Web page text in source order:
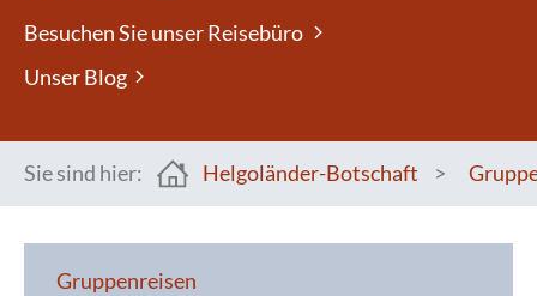
Besuchen Sie unser Reisebüro
Unser Blog
You are here:
Sie sind hier: Helgoländer-Botschaft >
Gruppenreisen